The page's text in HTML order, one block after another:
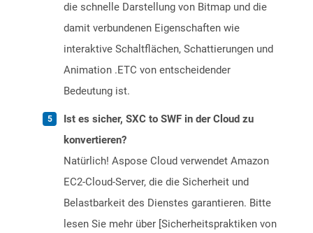
die schnelle Darstellung von Bitmap und die
damit verbundenen Eigenschaften wie
interaktive Schaltflächen, Schattierungen und
Animation .ETC von entscheidender
Bedeutung ist.
Ist es sicher, SXC to SWF in der Cloud zu
konvertieren?
Natürlich! Aspose Cloud verwendet Amazon
EC2-Cloud-Server, die die Sicherheit und
Belastbarkeit des Dienstes garantieren. Bitte
lesen Sie mehr über [Sicherheitspraktiken von